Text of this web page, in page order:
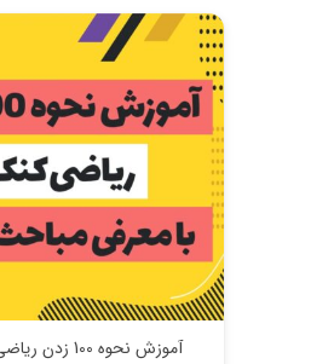
آموزش نحوه 100 زدن ریاضی کنکور با معرفی مباحث آسان